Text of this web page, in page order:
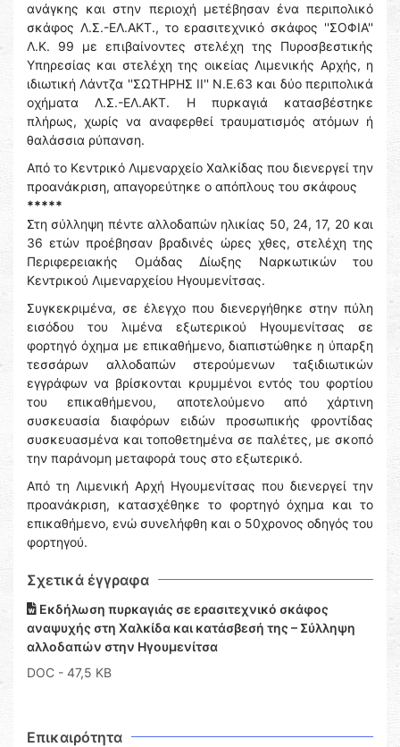
ανάγκης και στην περιοχή μετέβησαν ένα περιπολικό
σκάφος Λ.Σ.-ΕΛ.ΑΚΤ., το ερασιτεχνικό σκάφος ''ΣΟΦΙΑ''
Λ.Κ. 99 με επιβαίνοντες στελέχη της Πυροσβεστικής
Υπηρεσίας και στελέχη της οικείας Λιμενικής Αρχής, η
ιδιωτική Λάντζα ''ΣΩΤΗΡΗΣ ΙΙ'' Ν.Ε.63 και δύο περιπολικά
οχήματα Λ.Σ.-ΕΛ.ΑΚΤ. Η πυρκαγιά κατασβέστηκε
πλήρως, χωρίς να αναφερθεί τραυματισμός ατόμων ή
θαλάσσια ρύπανση.
Από το Κεντρικό Λιμεναρχείο Χαλκίδας που διενεργεί την
προανάκριση, απαγορεύτηκε ο απόπλους του σκάφους
*****
Στη σύλληψη πέντε αλλοδαπών ηλικίας 50, 24, 17, 20 και
36 ετών προέβησαν βραδινές ώρες χθες, στελέχη της
Περιφερειακής Ομάδας Δίωξης Ναρκωτικών του
Κεντρικού Λιμεναρχείου Ηγουμενίτσας.
Συγκεκριμένα, σε έλεγχο που διενεργήθηκε στην πύλη
εισόδου του λιμένα εξωτερικού Ηγουμενίτσας σε
φορτηγό όχημα με επικαθήμενο, διαπιστώθηκε η ύπαρξη
τεσσάρων αλλοδαπών στερούμενων ταξιδιωτικών
εγγράφων να βρίσκονται κρυμμένοι εντός του φορτίου
του επικαθήμενου, αποτελούμενο από χάρτινη
συσκευασία διαφόρων ειδών προσωπικής φροντίδας
συσκευασμένα και τοποθετημένα σε παλέτες, με σκοπό
την παράνομη μεταφορά τους στο εξωτερικό.
Από τη Λιμενική Αρχή Ηγουμενίτσας που διενεργεί την
προανάκριση, κατασχέθηκε το φορτηγό όχημα και το
επικαθήμενο, ενώ συνελήφθη και ο 50χρονος οδηγός του
φορτηγού.
Σχετικά έγγραφα
Εκδήλωση πυρκαγιάς σε ερασιτεχνικό σκάφος
αναψυχής στη Χαλκίδα και κατάσβεσή της – Σύλληψη
αλλοδαπών στην Ηγουμενίτσα
DOC - 47,5 KB
Επικαιρότητα